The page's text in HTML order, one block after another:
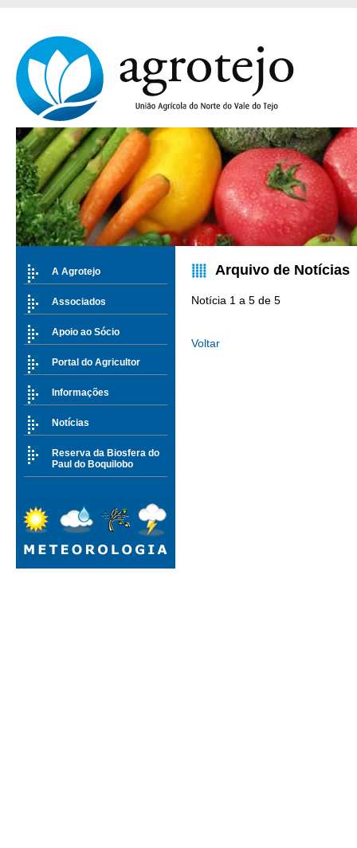
A Agrotejo
Associados
Apoio ao Sócio
Portal do Agricultor
Informações
Notícias
Reserva da Biosfera do
Paul do Boquilobo
Arquivo de Notícias
Notícia 1 a 5 de 5
Voltar